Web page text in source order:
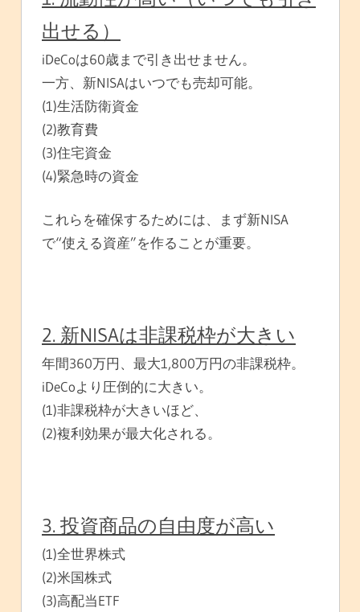
出せる）
iDeCoは60歳まで引き出せません。
一方、新NISAはいつでも売却可能。
(1)生活防衛資金
(2)教育費
(3)住宅資金
(4)緊急時の資金
これらを確保するためには、まず新NISA
で“使える資産”を作ることが重要。
2. 新NISAは非課税枠が大きい
年間360万円、最大1,800万円の非課税枠。
iDeCoより圧倒的に大きい。
(1)非課税枠が大きいほど、
(2)複利効果が最大化される。
3. 投資商品の自由度が高い
(1)全世界株式
(2)米国株式
(3)高配当ETF